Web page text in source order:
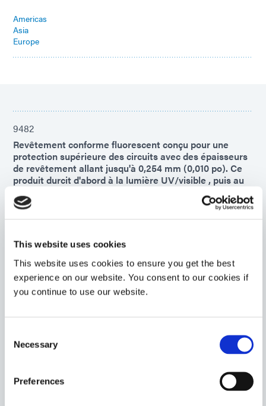
This website uses cookies
This website uses cookies to ensure you get the best
experience on our website. You consent to our cookies if
you continue to use our website.
Selection
Necessary
Preferences
Americas
Asia
Europe
9482
Revêtement conforme fluorescent conçu pour une
protection supérieure des circuits avec des épaisseurs
de revêtement allant jusqu'à 0,254 mm (0,010 po). Ce
produit durcit d'abord à la lumière UV/visible , puis au
fil du temps avec un polymérisation secondaire à
l'humidité ambiante. Indice d'inflammabilité UL 94 V-0.
9452-FC
Revêtement de protection à très faible viscosité et
sans solvant ajouté. Ce produit est durcissable par LED
isolation électrique et une excellente mouillabilité.
Americas